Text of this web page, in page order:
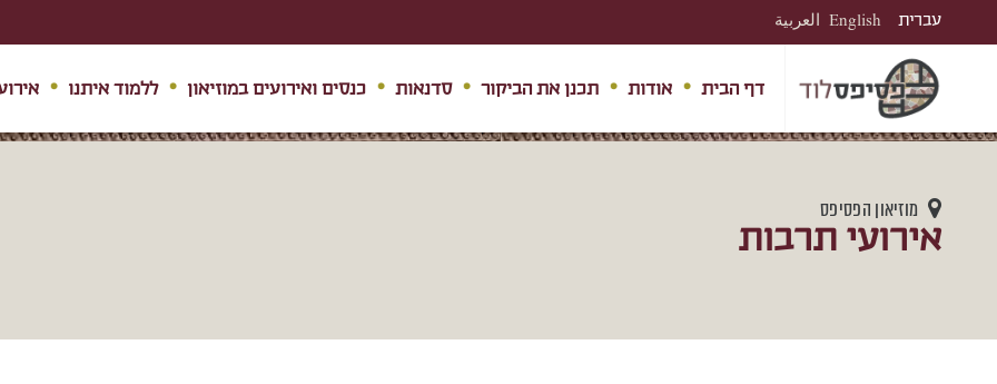
עברית English العربية
דף הבית אודות תכנן את הביקור סדנאות כנסים ואירועים במוזיאון ללמוד איתנו
מוזיאון הפסיפס
אירועי תרבות